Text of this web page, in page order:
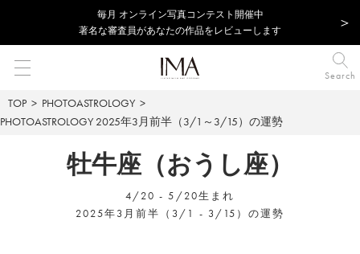
毎⽉ オンライン写真コンテスト開催中
著名な審査員があなたの作品をレビューします
Search
TOP
PHOTOASTROLOGY
PHOTOASTROLOGY 2025年3月前半（3/1～3/15）の運勢
牡牛座（おうし座）
4/20 - 5/20生まれ
2025年3月前半（3/1 - 3/15）の運勢